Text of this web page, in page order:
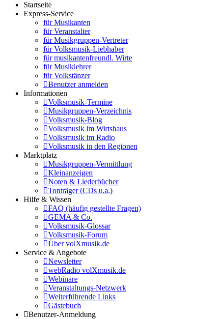
Startseite
Express-Service
für Musikanten
für Veranstalter
für Musikgruppen-Vertreter
für Volksmusik-Liebhaber
für musikantenfreundl. Wirte
für Musiklehrer
für Volkstänzer
Benutzer anmelden
Informationen
Volksmusik-Termine
Musikgruppen-Verzeichnis
Volksmusik-Blog
Volksmusik im Wirtshaus
Volksmusik im Radio
Volksmusik in den Regionen
Marktplatz
Musikgruppen-Vermittlung
Kleinanzeigen
Noten & Liederbücher
Tonträger (CDs u.a.)
Hilfe & Wissen
FAQ (häufig gestellte Fragen)
GEMA & Co.
Volksmusik-Glossar
Volksmusik-Forum
Über volXmusik.de
Service & Angebote
Newsletter
webRadio volXmusik.de
Webinare
Veranstaltungs-Netzwerk
Weiterführende Links
Gästebuch
Benutzer-Anmeldung